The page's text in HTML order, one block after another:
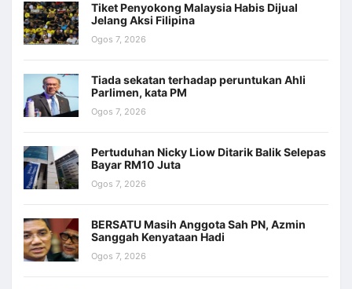
Tiket Penyokong Malaysia Habis Dijual
Jelang Aksi Filipina
Ogos 7, 2026
Tiada sekatan terhadap peruntukan Ahli
Parlimen, kata PM
Ogos 7, 2026
Pertuduhan Nicky Liow Ditarik Balik Selepas
Bayar RM10 Juta
Ogos 7, 2026
BERSATU Masih Anggota Sah PN, Azmin
Sanggah Kenyataan Hadi
Ogos 7, 2026